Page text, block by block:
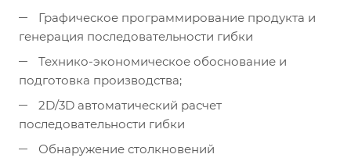
Графическое программирование продукта и
генерация последовательности гибки
Технико-экономическое обоснование и
подготовка производства;
2D/3D автоматический расчет
последовательности гибки
Обнаружение столкновений